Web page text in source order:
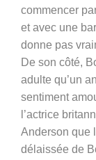
commencer
et avec une
donne pas
De son côté,
adulte qu’un
sentiment
l’actrice
Anderson que
délaissée de